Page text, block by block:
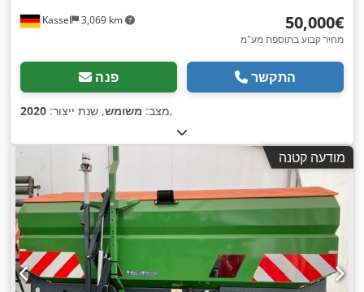
Kassel 3,069 km ‏50,000 ‏€
מחיר קבוע בתוספת מע"מ
פנה התקשר
מצב: משומש, שנת ייצור: 2020 ,
מודעה קטנה